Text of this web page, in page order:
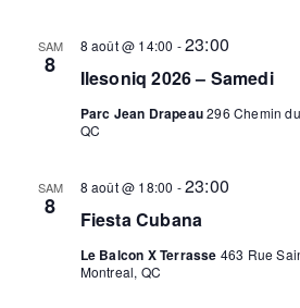
SAM
8 Ilesoniq 2026 – Samedi
8 août @ 14:00 -23:00
Parc Jean Drapeau296 Chemin
QC
SAM
8 Fiesta Cubana
8 août @ 18:00 -23:00
Le Balcon X Terrasse 463 Rue
Montreal, QC